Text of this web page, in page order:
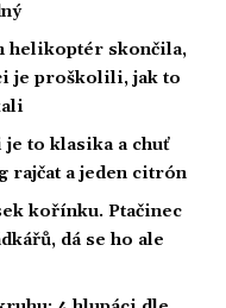
helikoptér skončila,
je proškolili, jak to
to klasika a chuť
rajčat a jeden citrón
kořínku. Ptačinec
dá se ho ale